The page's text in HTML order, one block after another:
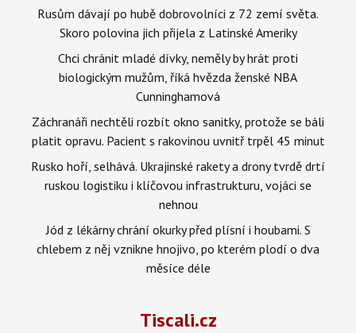
Rusům dávají po hubě dobrovolníci z 72 zemí světa.
Skoro polovina jich přijela z Latinské Ameriky
Chci chránit mladé dívky, neměly by hrát proti
biologickým mužům, říká hvězda ženské NBA
Cunninghamová
Záchranáři nechtěli rozbít okno sanitky, protože se báli
platit opravu. Pacient s rakovinou uvnitř trpěl 45 minut
Rusko hoří, selhává. Ukrajinské rakety a drony tvrdě drtí
ruskou logistiku i klíčovou infrastrukturu, vojáci se
nehnou
Jód z lékárny chrání okurky před plísní i houbami. S
chlebem z něj vznikne hnojivo, po kterém plodí o dva
měsíce déle
Tiscali.cz